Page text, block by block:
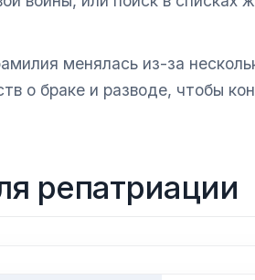
менялась из-за
о браке и разводе, чтобы
репатриации